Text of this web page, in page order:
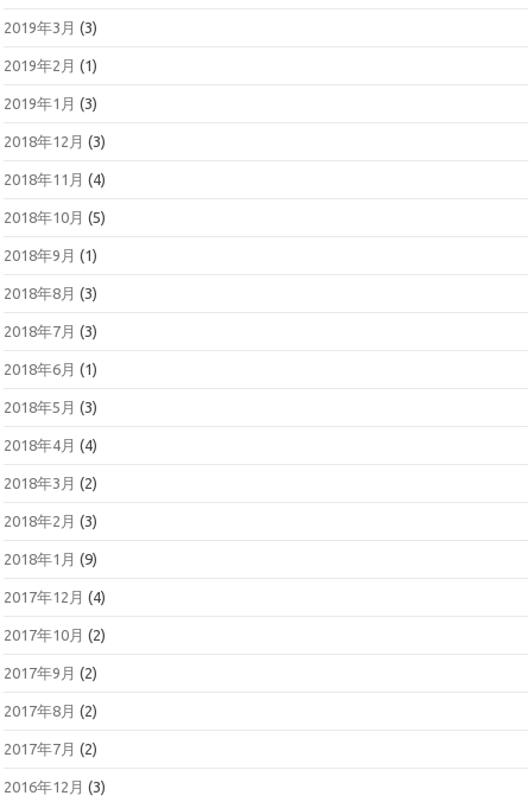
2019年3月 (3)
2019年2月 (1)
2019年1月 (3)
2018年12月 (3)
2018年11月 (4)
2018年10月 (5)
2018年9月 (1)
2018年8月 (3)
2018年7月 (3)
2018年6月 (1)
2018年5月 (3)
2018年4月 (4)
2018年3月 (2)
2018年2月 (3)
2018年1月 (9)
2017年12月 (4)
2017年10月 (2)
2017年9月 (2)
2017年8月 (2)
2017年7月 (2)
2016年12月 (3)